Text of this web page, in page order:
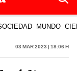
MUNDO
03 Mar 2023 | 18:06 h